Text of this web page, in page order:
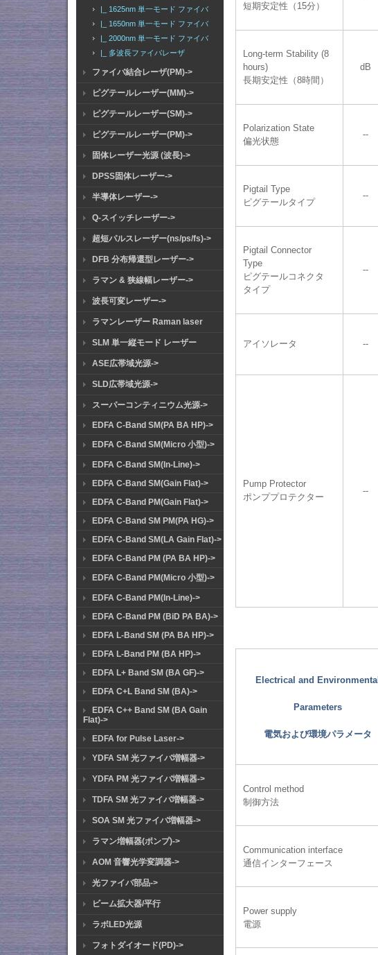
|_ 1625nm 単一モード ファイバ
|_ 1650nm 単一モード ファイバ
|_ 2000nm 単一モード ファイバ
|_ 多波長ファイバレーザ
ファイバ結合レーザ(PM)->
ピグテールレーザー(MM)->
ピグテールレーザー(SM)->
ピグテールレーザー(PM)->
固体レーザー光源 (波長)->
DPSS固体レーザー->
半導体レーザー->
Q-スイッチレーザー->
超短パルスレーザー(ns/ps/fs)->
DFB 分布帰還型レーザー->
ラマン & 狭線幅レーザー->
波長可変レーザー->
ラマンレーザー Raman laser
SLM 単一縦モード レーザー
ASE広帯域光源->
SLD広帯域光源->
スーパーコンティニウム光源->
EDFA C-Band SM(PA BA HP)->
EDFA C-Band SM(Micro 小型)->
EDFA C-Band SM(In-Line)->
EDFA C-Band SM(Gain Flat)->
EDFA C-Band PM(Gain Flat)->
EDFA C-Band SM PM(PA HG)->
EDFA C-Band SM(LA Gain Flat)->
EDFA C-Band PM (PA BA HP)->
EDFA C-Band PM(Micro 小型)->
EDFA C-Band PM(In-Line)->
EDFA C-Band PM (BiD PA BA)->
EDFA L-Band SM (PA BA HP)->
EDFA L-Band PM (BA HP)->
EDFA L+ Band SM (BA GF)->
EDFA C+L Band SM (BA)->
EDFA C++ Band SM (BA Gain
Flat)->
EDFA for Pulse Laser->
YDFA SM 光ファイバ増幅器->
YDFA PM 光ファイバ増幅器->
TDFA SM 光ファイバ増幅器->
SOA SM 光ファイバ増幅器->
ラマン増幅器(ポンプ)->
AOM 音響光学変調器->
光ファイバ部品->
ビーム拡大器/平行
ラボLED光源
フォトダイオード(PD)->
短期安定性（15分）
Long-term Stability (8
hours)
長期安定性（8時間）
dB
Polarization State
偏光状態
--
Pigtail Type
ピグテールタイプ
--
Pigtail Connector
Type
ピグテールコネクタ
タイプ
--
アイソレータ --
Pump Protector
ポンププロテクター
--
Electrical and Environmental
Parameters
電気および環境パラメータ
Control method
制御方法
Communication interface
通信インターフェース
Power supply
電源